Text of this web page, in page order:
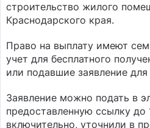
строительство жилого
Краснодарского края.
Право на выплату имеют
учет для бесплатного
или подавшие заявление для
Заявление можно подать в
предоставленную ссылку до
включительно, уточнили в